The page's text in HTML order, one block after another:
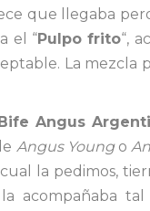
que llegaba
el “Pulpo frito“,
La mezcla
Angus
Angus Youngo
la pedimos,
acompañaba tal